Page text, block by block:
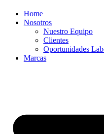
contenidoHome
Nosotros
Nuestro Equipo
Clientes
Oportunidades
Marcas